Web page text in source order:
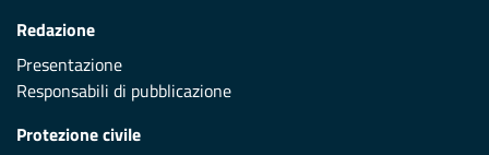
Redazione
Presentazione
Responsabili di pubblicazione
Protezione civile